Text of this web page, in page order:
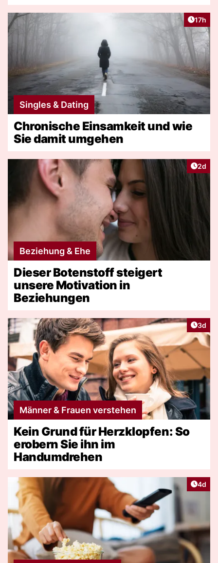
Artikel
17h
Singles & Dating
Chronische Einsamkeit und wie
Sie damit umgehen
2d
Beziehung & Ehe
Dieser Botenstoff steigert
unsere Motivation in
Beziehungen
3d
Männer & Frauen verstehen
Kein Grund für Herzklopfen: So
erobern Sie ihn im
Handumdrehen
4d